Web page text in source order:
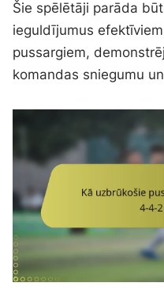
Šie spēlētāji parāda
ieguldījumus
pussargiem,
komandas sniegumu